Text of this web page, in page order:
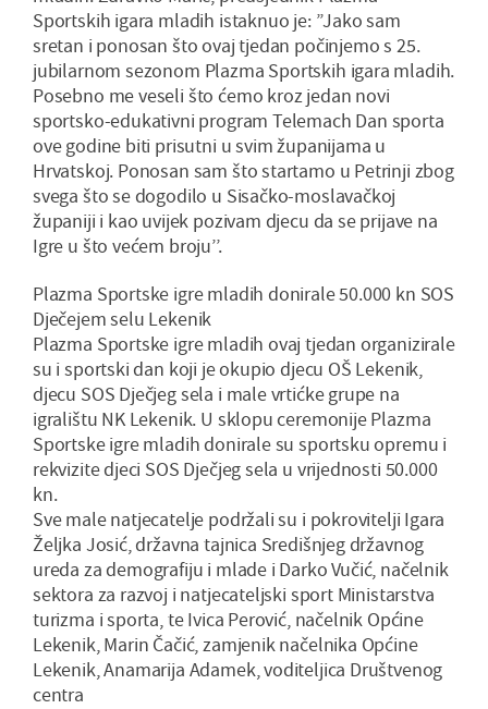
Sportskih igara mladih istaknuo je: ’’Jako sam
sretan i ponosan što ovaj tjedan počinjemo s 25.
jubilarnom sezonom Plazma Sportskih igara mladih.
Posebno me veseli što ćemo kroz jedan novi
sportsko-edukativni program Telemach Dan sporta
ove godine biti prisutni u svim županijama u
Hrvatskoj. Ponosan sam što startamo u Petrinji zbog
svega što se dogodilo u Sisačko-moslavačkoj
županiji i kao uvijek pozivam djecu da se prijave na
Igre u što većem broju’’.
Plazma Sportske igre mladih donirale 50.000 kn SOS
Dječejem selu Lekenik
Plazma Sportske igre mladih ovaj tjedan organizirale
su i sportski dan koji je okupio djecu OŠ Lekenik,
djecu SOS Dječjeg sela i male vrtićke grupe na
igralištu NK Lekenik. U sklopu ceremonije Plazma
Sportske igre mladih donirale su sportsku opremu i
rekvizite djeci SOS Dječjeg sela u vrijednosti 50.000
kn.
Sve male natjecatelje podržali su i pokrovitelji Igara
Željka Josić, državna tajnica Središnjeg državnog
ureda za demografiju i mlade i Darko Vučić, načelnik
sektora za razvoj i natjecateljski sport Ministarstva
turizma i sporta, te Ivica Perović, načelnik Općine
Lekenik, Marin Čačić, zamjenik načelnika Općine
Lekenik, Anamarija Adamek, voditeljica Društvenog
centra